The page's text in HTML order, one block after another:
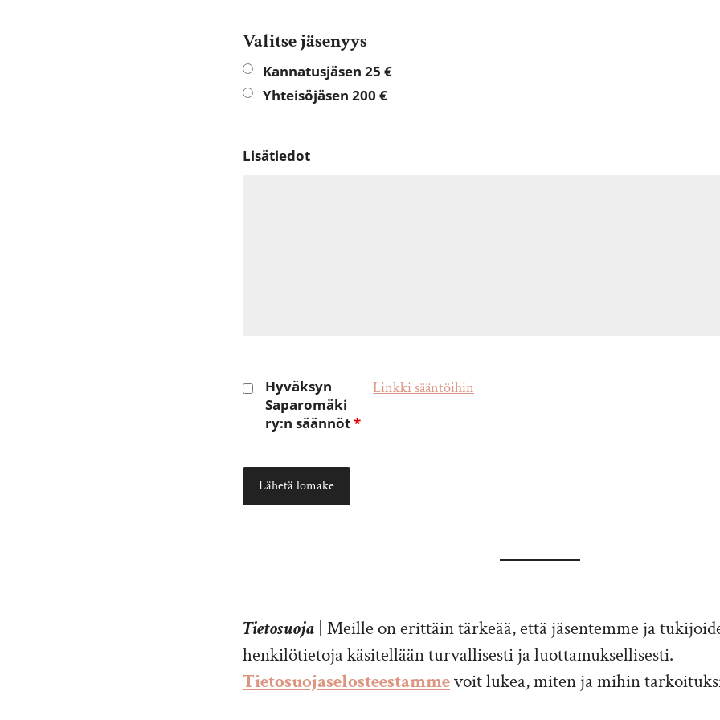
Valitse jäsenyys
Kannatusjäsen 25 €
Yhteisöjäsen 200 €
Lisätiedot
Hyväksyn
Saparomäki
ry:n säännöt*
Linkki sääntöihin
Tietosuoja| Meille on erittäin tärkeää, että jäsentemme ja
henkilötietoja käsitellään turvallisesti ja luottamuksellisesti.
Tietosuojaselosteestammevoit lukea, miten ja mihin